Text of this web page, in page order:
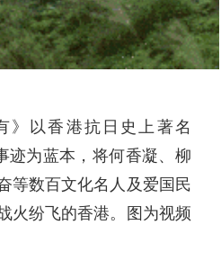
》以香港抗日史上著名
迹为蓝本，将何香凝、柳
等数百文化名人及爱国民
火纷飞的香港。图为视频